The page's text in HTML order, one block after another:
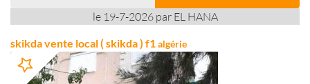
le 19-7-2026 par EL HANA
skikda vente local ( skikda ) f1algérie